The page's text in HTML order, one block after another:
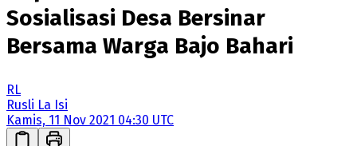
Sosialisasi Desa Bersinar
Bersama Warga Bajo Bahari
RL
Rusli La Isi
Kamis, 11 Nov 2021 04:30 UTC